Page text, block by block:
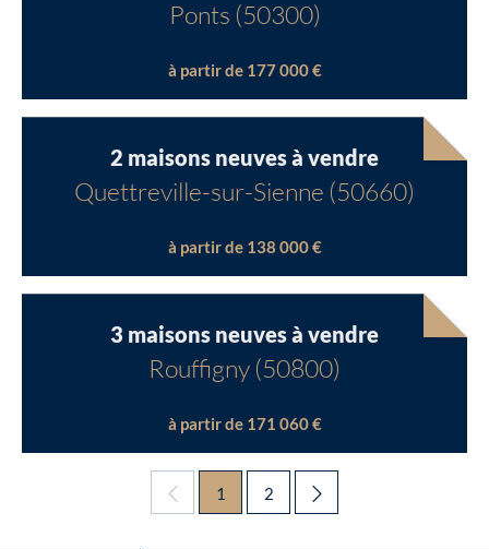
Ponts (50300)
à partir de 177 000 €
2 maisons neuves à vendre
Quettreville-sur-Sienne (50660)
à partir de 138 000 €
3 maisons neuves à vendre
Rouffigny (50800)
à partir de 171 060 €
1 2